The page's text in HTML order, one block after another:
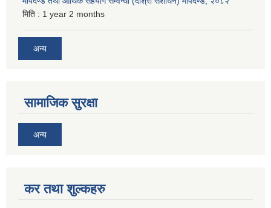
मिति : 1 year 2 months
अन्य
सामाजिक सुरक्षा
अन्य
कर तथा शुल्कहरु